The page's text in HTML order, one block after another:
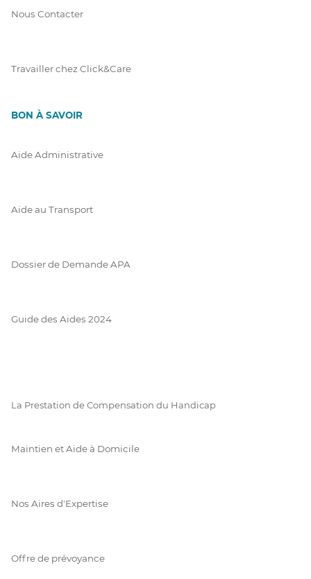
Nous Contacter
Travailler chez Click&Care
BON À SAVOIR
Aide Administrative
Aide au Transport
Dossier de Demande APA
Guide des Aides 2024
La Prestation de Compensation du Handicap
Maintien et Aide à Domicile
Nos Aires d'Expertise
Offre de prévoyance